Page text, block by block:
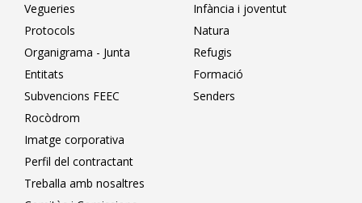
Vegueries
Protocols
Organigrama - Junta
Entitats
Subvencions FEEC
Rocòdrom
Imatge corporativa
Perfil del contractant
Treballa amb nosaltres
Infància i joventut
Natura
Refugis
Formació
Senders